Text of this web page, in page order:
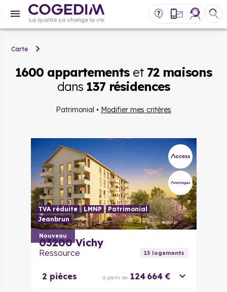
Carte
1600 appartementset 72 maisons
dans 137 résidences
Patrimonial • Modifier mes critères
Nouveau
TVA réduite LMNP
Patrimonial
Jeanbrun
03200 Vichy
Ressource 13logements
2 pièces à partir de 124 664 €